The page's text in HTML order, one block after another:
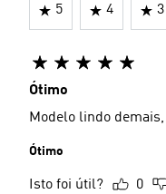
5 4 3
Ótimo
Modelo lindo
Ótimo
Isto foi útil? 0